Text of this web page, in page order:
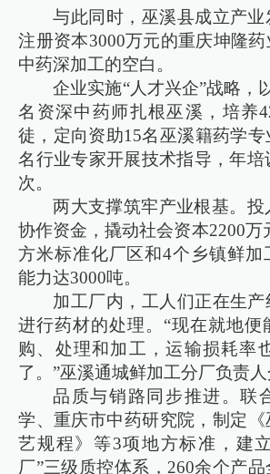
与此同时，巫溪县成立产
注册资本3000万元的重庆坤隆
中药深加工的空白。
企业实施“人才兴企”战略，
名资深中药师扎根巫溪，培养
徒，定向资助15名巫溪籍药学
名行业专家开展技术指导，年培
次。
两大支撑筑牢产业根基。投
协作资金，撬动社会资本2200万
方米标准化厂区和4个乡镇鲜加
能力达3000吨。
加工厂内，工人们正在生
进行药材的处理。“现在就地便
购、处理和加工，运输损耗率
了。”巫溪通城鲜加工分厂负责人
品质与销路同步推进。联
学、重庆市中药研究院，制定
艺规程》等3项地方标准，建
厂”三级质控体系，260余个产